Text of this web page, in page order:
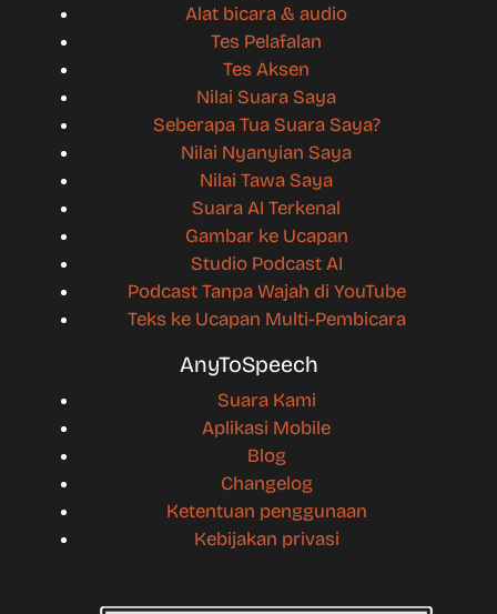
Alat bicara & audio
Tes Pelafalan
Tes Aksen
Nilai Suara Saya
Seberapa Tua Suara Saya?
Nilai Nyanyian Saya
Nilai Tawa Saya
Suara AI Terkenal
Gambar ke Ucapan
Studio Podcast AI
Podcast Tanpa Wajah di YouTube
Teks ke Ucapan Multi-Pembicara
AnyToSpeech
Suara Kami
Aplikasi Mobile
Blog
Changelog
Ketentuan penggunaan
Kebijakan privasi